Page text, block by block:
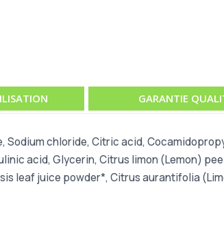
GARANTIE
chloride, Citric acid,
acid, Glycerin, Citrus limon (Lemon)
leaf juice powder*, Citrus aurantifolia